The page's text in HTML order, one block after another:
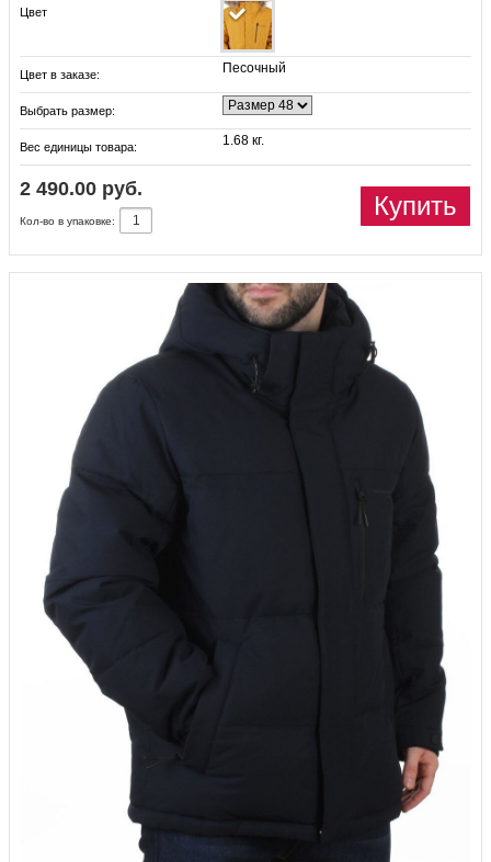
Цвет
Цвет в заказе: Песочный
Выбрать размер:
Вес единицы товара: 1.68 кг.
2 490.00 руб.
Купить
Кол-во в упаковке: